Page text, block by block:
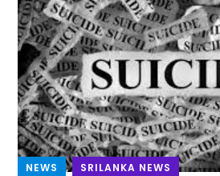
NEWS , SRILANKA NEWS